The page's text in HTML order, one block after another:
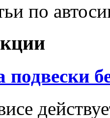
по
подвески